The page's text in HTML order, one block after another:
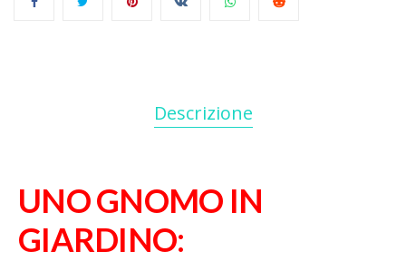
Descrizione
UNO GNOMO IN
GIARDINO: